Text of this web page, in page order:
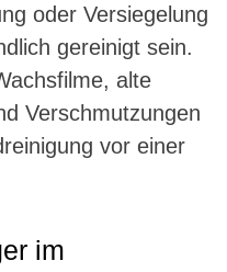
oder Versiegelung
gereinigt sein.
alte
Verschmutzungen
vor einer
im